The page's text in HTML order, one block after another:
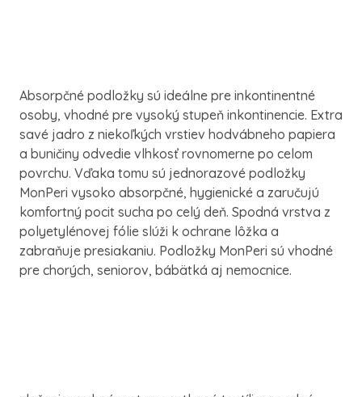
Absorpčné podložky sú ideálne pre inkontinentné
osoby, vhodné pre vysoký stupeň inkontinencie. Extra
savé jadro z niekoľkých vrstiev hodvábneho papiera
a buničiny odvedie vlhkosť rovnomerne po celom
povrchu. Vďaka tomu sú jednorazové podložky
MonPeri vysoko absorpčné, hygienické a zaručujú
komfortný pocit sucha po celý deň. Spodná vrstva z
polyetylénovej fólie slúži k ochrane lôžka a
zabraňuje presiakaniu. Podložky MonPeri sú vhodné
pre chorých, seniorov, bábätká aj nemocnice.